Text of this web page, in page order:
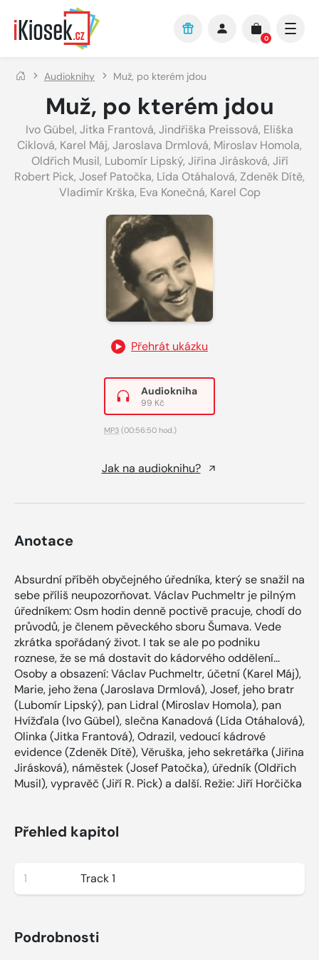
Přejít na hlavní obsah
0
Audioknihy Muž, po kterém jdou
Muž, po kterém jdou
Ivo Gübel, Jitka Frantová, Jindřiška Preissová, Eliška
Ciklová, Karel Máj, Jaroslava Drmlová, Miroslav Homola,
Oldřich Musil, Lubomír Lipský, Jiřina Jirásková, Jiří
Robert Pick, Josef Patočka, Lída Otáhalová, Zdeněk Dítě,
Vladimír Krška, Eva Konečná, Karel Cop
Přehrát ukázku
Audiokniha
99 Kč
MP3 (00:56:50 hod.)
Jak na audioknihu?
Anotace
Absurdní příběh obyčejného úředníka, který se snažil na
sebe příliš neupozorňovat. Václav Puchmeltr je pilným
úředníkem: Osm hodin denně poctivě pracuje, chodí do
průvodů, je členem pěveckého sboru Šumava. Vede
zkrátka spořádaný život. I tak se ale po podniku
roznese, že se má dostavit do kádorvého oddělení...
Osoby a obsazení: Václav Puchmeltr, účetní (Karel Máj),
Marie, jeho žena (Jaroslava Drmlová), Josef, jeho bratr
(Lubomír Lipský), pan Lidral (Miroslav Homola), pan
Hvížďala (Ivo Gübel), slečna Kanadová (Lída Otáhalová),
Olinka (Jitka Frantová), Odrazil, vedoucí kádrové
evidence (Zdeněk Dítě), Věruška, jeho sekretářka (Jiřina
Jirásková), náměstek (Josef Patočka), úředník (Oldřich
Musil), vypravěč (Jiří R. Pick) a další. Režie: Jiří Horčička
Přehled kapitol
1 Track 1
Podrobnosti